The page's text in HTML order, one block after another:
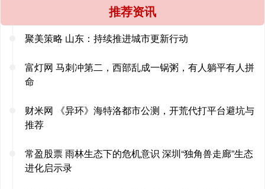
推荐资讯
聚美策略 山东：持续推进城市更新行动
富灯网 马刺冲第二，西部乱成一锅粥，有人躺平有人拼
命
财米网 《异环》海特洛都市公测，开荒代打平台避坑与
推荐
常盈股票 雨林生态下的危机意识 深圳“独角兽走廊”生态
进化启示录